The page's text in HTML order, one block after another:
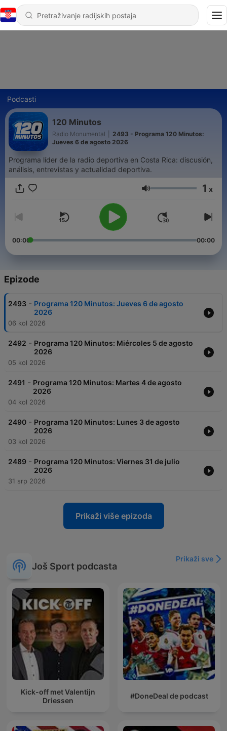
Podcasti
120 Minutos
Radio Monumental
2493 - Programa 120 Minutos:
Jueves 6 de agosto 2026
Programa líder de la radio deportiva en Costa Rica: discusión,
análisis, entrevistas y actualidad deportiva.
Glasnoća 1 x
00:00 00:00
Epizode
2493 - Programa 120 Minutos: Jueves 6 de agosto
2026
06 kol 2026
2492 - Programa 120 Minutos: Miércoles 5 de agosto
2026
05 kol 2026
2491 - Programa 120 Minutos: Martes 4 de agosto
2026
04 kol 2026
2490 - Programa 120 Minutos: Lunes 3 de agosto
2026
03 kol 2026
2489 - Programa 120 Minutos: Viernes 31 de julio
2026
31 srp 2026
Prikaži više epizoda
Još Sport podcasta
Prikaži sve
Kick-off met Valentijn
Driessen
#DoneDeal de podcast